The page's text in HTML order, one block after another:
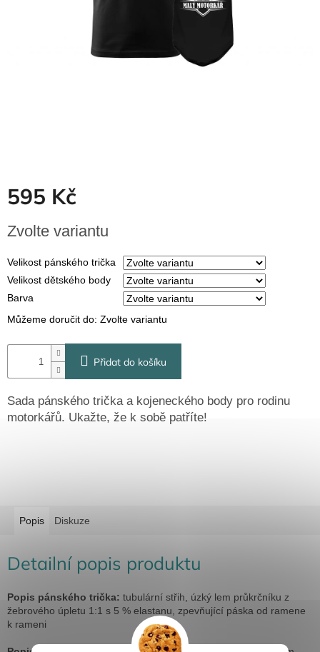
595 Kč
cena:
Zvolte variantu
Velikost pánského trička
Velikost dětského body
Barva
Můžeme doručit do: Zvolte variantu
Přidat do košíku
Sada pánského trička a kojeneckého body pro rodinu
motorkářů. Ukažte, že k sobě patříte!
Popis Diskuze
Detailní popis produktu
Popis pánského trička: tubulární střih, úzký lem průkrčníku z
žebrového úpletu 1:1 s 5 % elastanu, zpevňující páska od ramene
k rameni